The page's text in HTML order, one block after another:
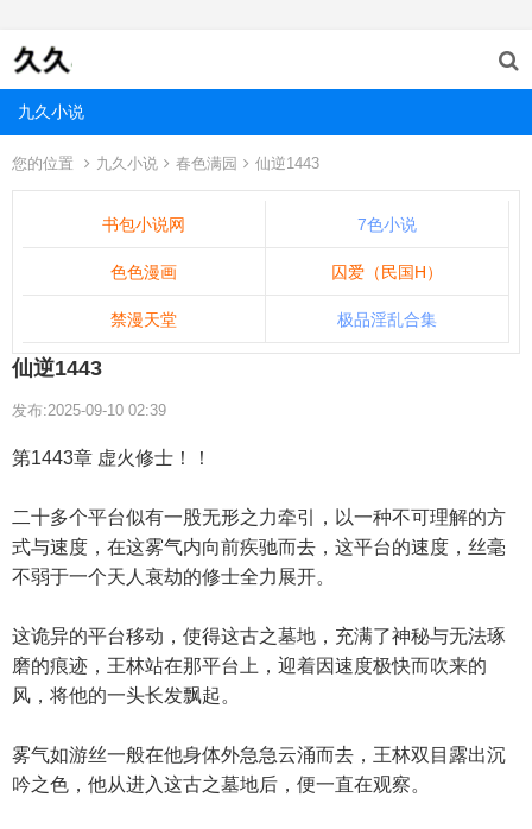
九久小说
您的位置 九久小说 春色满园 仙逆1443
书包小说网 7色小说
色色漫画 囚爱（民国H）
禁漫天堂 极品淫乱合集
仙逆1443
发布:2025-09-10 02:39
第1443章 虚火修士！！
二十多个平台似有一股无形之力牵引，以一种不可理解的方
式与速度，在这雾气内向前疾驰而去，这平台的速度，丝毫
不弱于一个天人衰劫的修士全力展开。
这诡异的平台移动，使得这古之墓地，充满了神秘与无法琢
磨的痕迹，王林站在那平台上，迎着因速度极快而吹来的
风，将他的一头长发飘起。
雾气如游丝一般在他身体外急急云涌而去，王林双目露出沉
吟之色，他从进入这古之墓地后，便一直在观察。